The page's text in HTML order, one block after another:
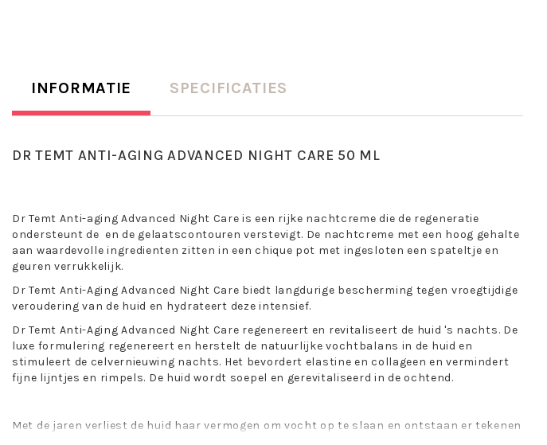
INFORMATIE SPECIFICATIES
DR TEMT ANTI-AGING ADVANCED NIGHT CARE 50 ML
Dr Temt Anti-aging Advanced Night Care is een rijke nachtcreme die de regeneratie
ondersteunt de en de gelaatscontouren verstevigt. De nachtcreme met een hoog gehalte
aan waardevolle ingredienten zitten in een chique pot met ingesloten een spateltje en
geuren verrukkelijk.
Dr Temt Anti-Aging Advanced Night Care biedt langdurige bescherming tegen vroegtijdige
veroudering van de huid en hydrateert deze intensief.
Dr Temt Anti-Aging Advanced Night Care regenereert en revitaliseert de huid 's nachts. De
luxe formulering regenereert en herstelt de natuurlijke vochtbalans in de huid en
stimuleert de celvernieuwing nachts. Het bevordert elastine en collageen en vermindert
fijne lijntjes en rimpels. De huid wordt soepel en gerevitaliseerd in de ochtend.
Met de jaren verliest de huid haar vermogen om vocht op te slaan en ontstaan er tekenen